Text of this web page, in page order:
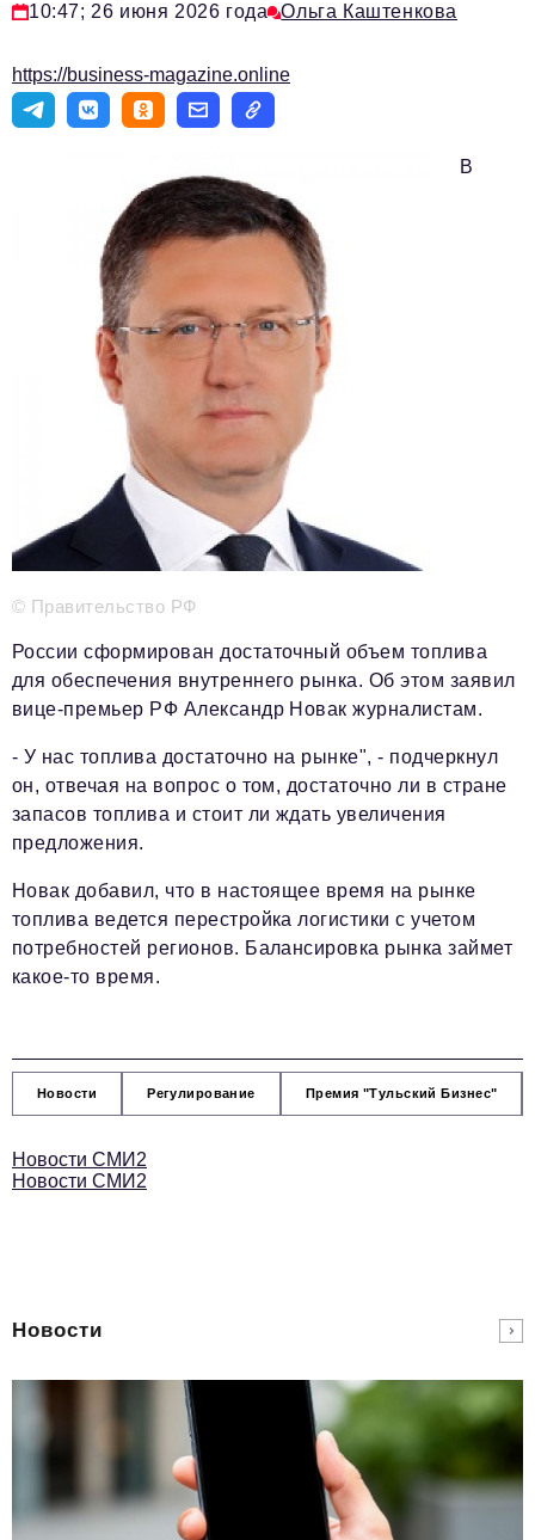
Технологии и тренды
Туризм
Мероприятия
Авторские материалы
Телефон редакции:+7 495 727-01-67
Электронные почты редакции:
Информационный отдел
info@business-magazine.online
Отдел рекламы
reklama@business-magazine.online
Отдел распространения/редакционная подписка
Отдел по работе с партнерами
partner@business-magazine.online
10:47; 26 июня 2026 года Ольга Каштенкова
https://business-magazine.online
© Правительство РФ
В
России сформирован достаточный объем топлива
для обеспечения внутреннего рынка. Об этом заявил
вице-премьер РФ Александр Новак журналистам.
- У нас топлива достаточно на рынке", - подчеркнул
он, отвечая на вопрос о том, достаточно ли в стране
запасов топлива и стоит ли ждать увеличения
предложения.
Новак добавил, что в настоящее время на рынке
топлива ведется перестройка логистики с учетом
потребностей регионов. Балансировка рынка займет
какое-то время.
Новости Регулирование Премия "Тульский Бизнес"
Новости СМИ2
Новости СМИ2
Новости